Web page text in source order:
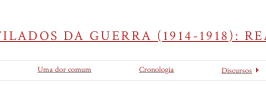
DA GUERRA (1914-1918):
Uma dor comum Cronologia Discursos